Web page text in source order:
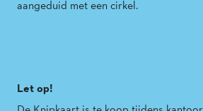
aangeduid met een cirkel.
Let op!